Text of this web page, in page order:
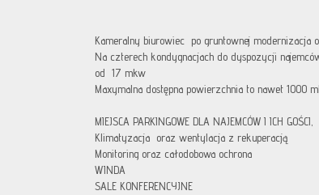
Kameralny biurowiec po gruntownej modernizacja
Na czterech kondygnacjach do dyspozycji
od 17 mkw
Maxymalna dostępna powierzchnia to nawet 1000
MIEJSCA PARKINGOWE DLA NAJEMCÓW I ICH GOŚCI,
Klimatyzacja oraz wentylacja z rekuperacją
Monitoring oraz całodobowa ochrona
WINDA
SALE KONFERENCYJNE